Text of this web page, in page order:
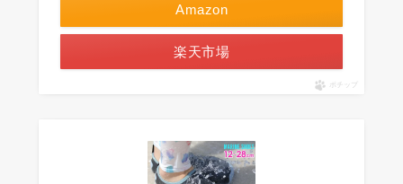
Amazon
楽天市場
ポチップ